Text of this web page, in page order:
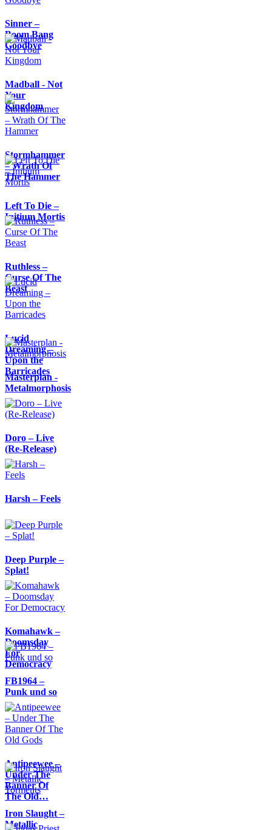
Sinner –
Boom Bang
Goodbye
Madball - Not
Your
Kingdom
Stormhammer
– Wrath Of
The Hammer
Left To Die –
Initium Mortis
Ruthless –
Curse Of The
Beast
Lucid
Dreaming –
Upon the
Barricades
Masterplan -
Metalmorphosis
Doro – Live
(Re-Release)
Harsh – Feels
Deep Purple –
Splat!
Komahawk –
Doomsday
For
Democracy
FB1964 –
Punk und so
Antipeewee –
Under The
Banner Of
The Old…
Iron Slaught –
Metallic